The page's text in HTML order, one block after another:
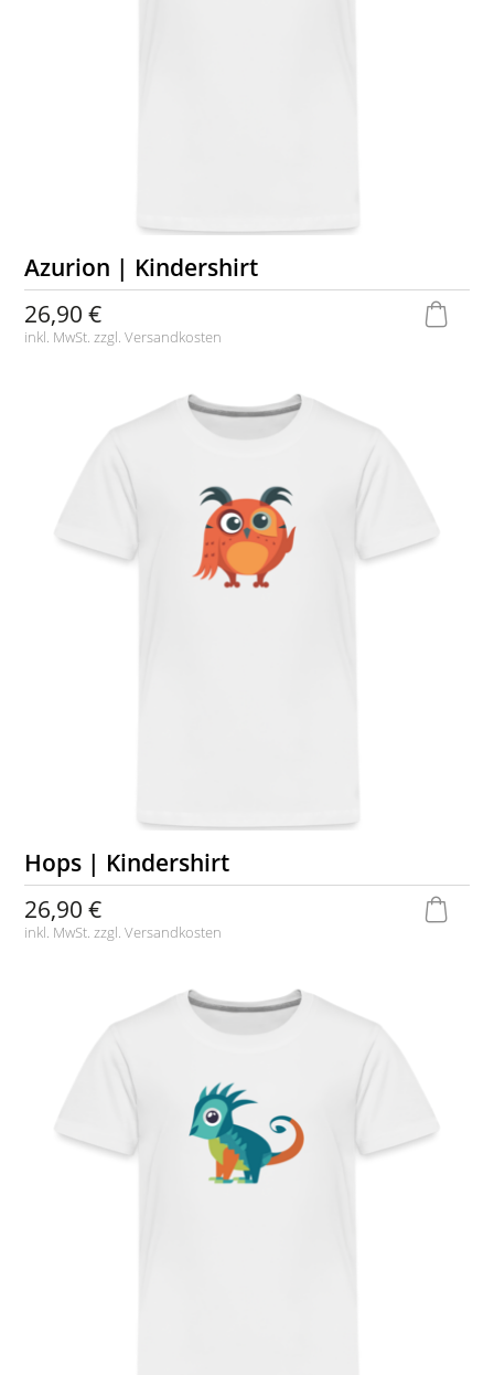
Azurion | Kindershirt
26,90 €
inkl. MwSt. zzgl.Versandkosten
Hops | Kindershirt
26,90 €
inkl. MwSt. zzgl.Versandkosten